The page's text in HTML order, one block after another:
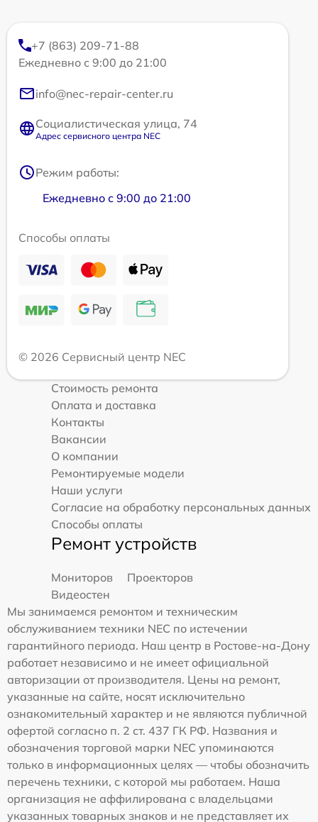
+7 (863) 209-71-88
Ежедневно с 9:00 до 21:00
info@nec-repair-center.ru
Социалистическая улица, 74
Адрес сервисного центра NEC
Режим работы:
Ежедневно с 9:00 до 21:00
Способы оплаты
© 2026 Сервисный центр NEC
Стоимость ремонта
Оплата и доставка
Контакты
Вакансии
О компании
Ремонтируемые модели
Наши услуги
Согласие на обработку персональных данных
Способы оплаты
Ремонт устройств
Мониторов
Проекторов
Видеостен
Мы занимаемся ремонтом и техническим
обслуживанием техники NEC по истечении
гарантийного периода. Наш центр в Ростове-на-Дону
работает независимо и не имеет официальной
авторизации от производителя. Цены на ремонт,
указанные на сайте, носят исключительно
ознакомительный характер и не являются публичной
офертой согласно п. 2 ст. 437 ГК РФ. Названия и
обозначения торговой марки NEC упоминаются
только в информационных целях — чтобы обозначить
перечень техники, с которой мы работаем. Наша
организация не аффилирована с владельцами
указанных товарных знаков и не представляет их